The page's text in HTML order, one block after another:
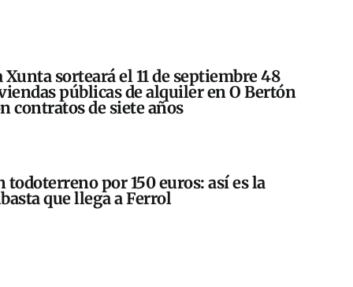
Xunta sorteará el 11 de septiembre 48
públicas de alquiler en O Bertón
contratos de siete años
todoterreno por 150 euros: así es la
que llega a Ferrol